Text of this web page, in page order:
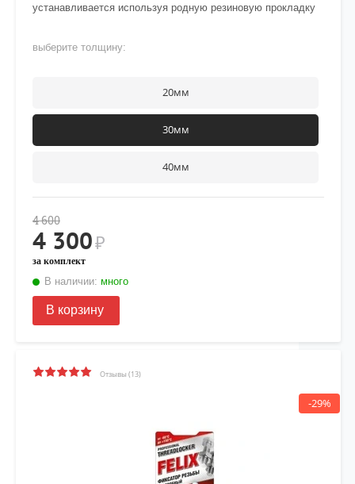
устанавливается используя родную резиновую прокладку
выберите толщину:
20мм
30мм
40мм
4 600
4 300₽
за комплект
В наличии: много
В корзину
Отзывы (13)
-29%